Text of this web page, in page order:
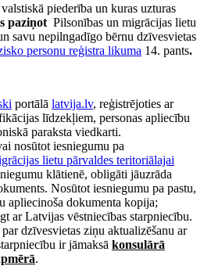
piederība un kuras uzturas
paziņot Pilsonības un migrācijas lietu
savu nepilngadīgo bērnu dzīvesvietas
personu reģistra likuma 14. pants.
portālā latvija.lv, reģistrējoties ar
līdzekļiem, personas apliecību
paraksta viedkarti.
nosūtot iesniegumu pa
lietu pārvaldes teritoriālajai
klātienē, obligāti jāuzrāda
Nosūtot iesniegumu pa pastu,
apliecinoša dokumenta kopija;
ar Latvijas vēstniecības starpniecību.
dzīvesvietas ziņu aktualizēšanu ar
ir jāmaksā konsulārā
.